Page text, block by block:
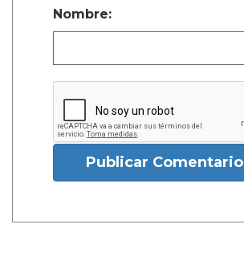
Nombre:
Publicar Comentario